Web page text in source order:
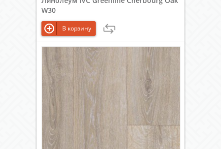
W30
В корзину